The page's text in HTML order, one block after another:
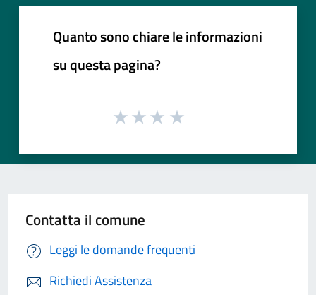
Quanto sono chiare le informazioni
su questa pagina?
Contatta il comune
Leggi le domande frequenti
Richiedi Assistenza